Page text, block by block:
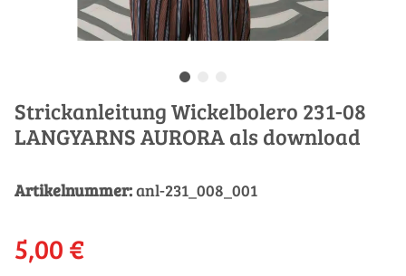
Strickanleitung Wickelbolero 231-08
LANGYARNS AURORA als download
Artikelnummer:anl-231_008_001
5,00 €